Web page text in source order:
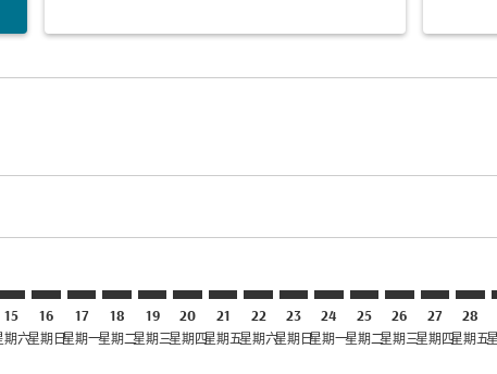
15
期六
16
星期日
17
星期一
18
星期二
19
星期三
20
星期四
21
星期五
JKT–STO: cmp-view-offers-
22
星期六
JKT–STO: cmp-view-
23
星期日
JKT–STO: cmp-view-
24
星期一
JKT–STO: cmp-
25
星期二
JKT–STO:
26
星期三
27
星期四
28
星期五